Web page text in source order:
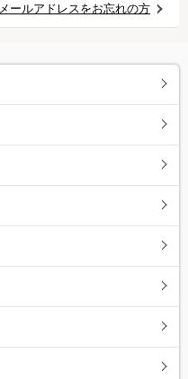
メールアドレスをお忘れの方